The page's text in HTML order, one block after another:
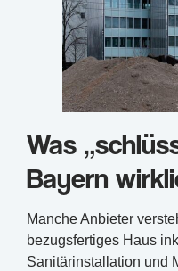
Was
Bayern
Manche Anbieter
bezugsfertiges Haus
Sanitärinstallation und